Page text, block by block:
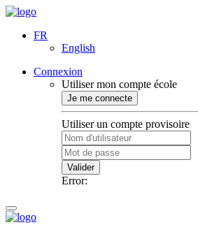
FR
English
Connexion
Utiliser mon compte école
Je me connecte
Utiliser un compte provisoire
Valider
Error: